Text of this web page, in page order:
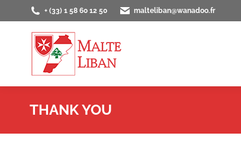
+ (33) 1 58 60 12 50 malteliban@wanadoo.fr
THANK YOU
ACCUEIL